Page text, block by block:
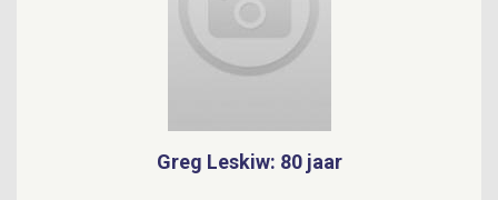
Greg Leskiw: 80 jaar